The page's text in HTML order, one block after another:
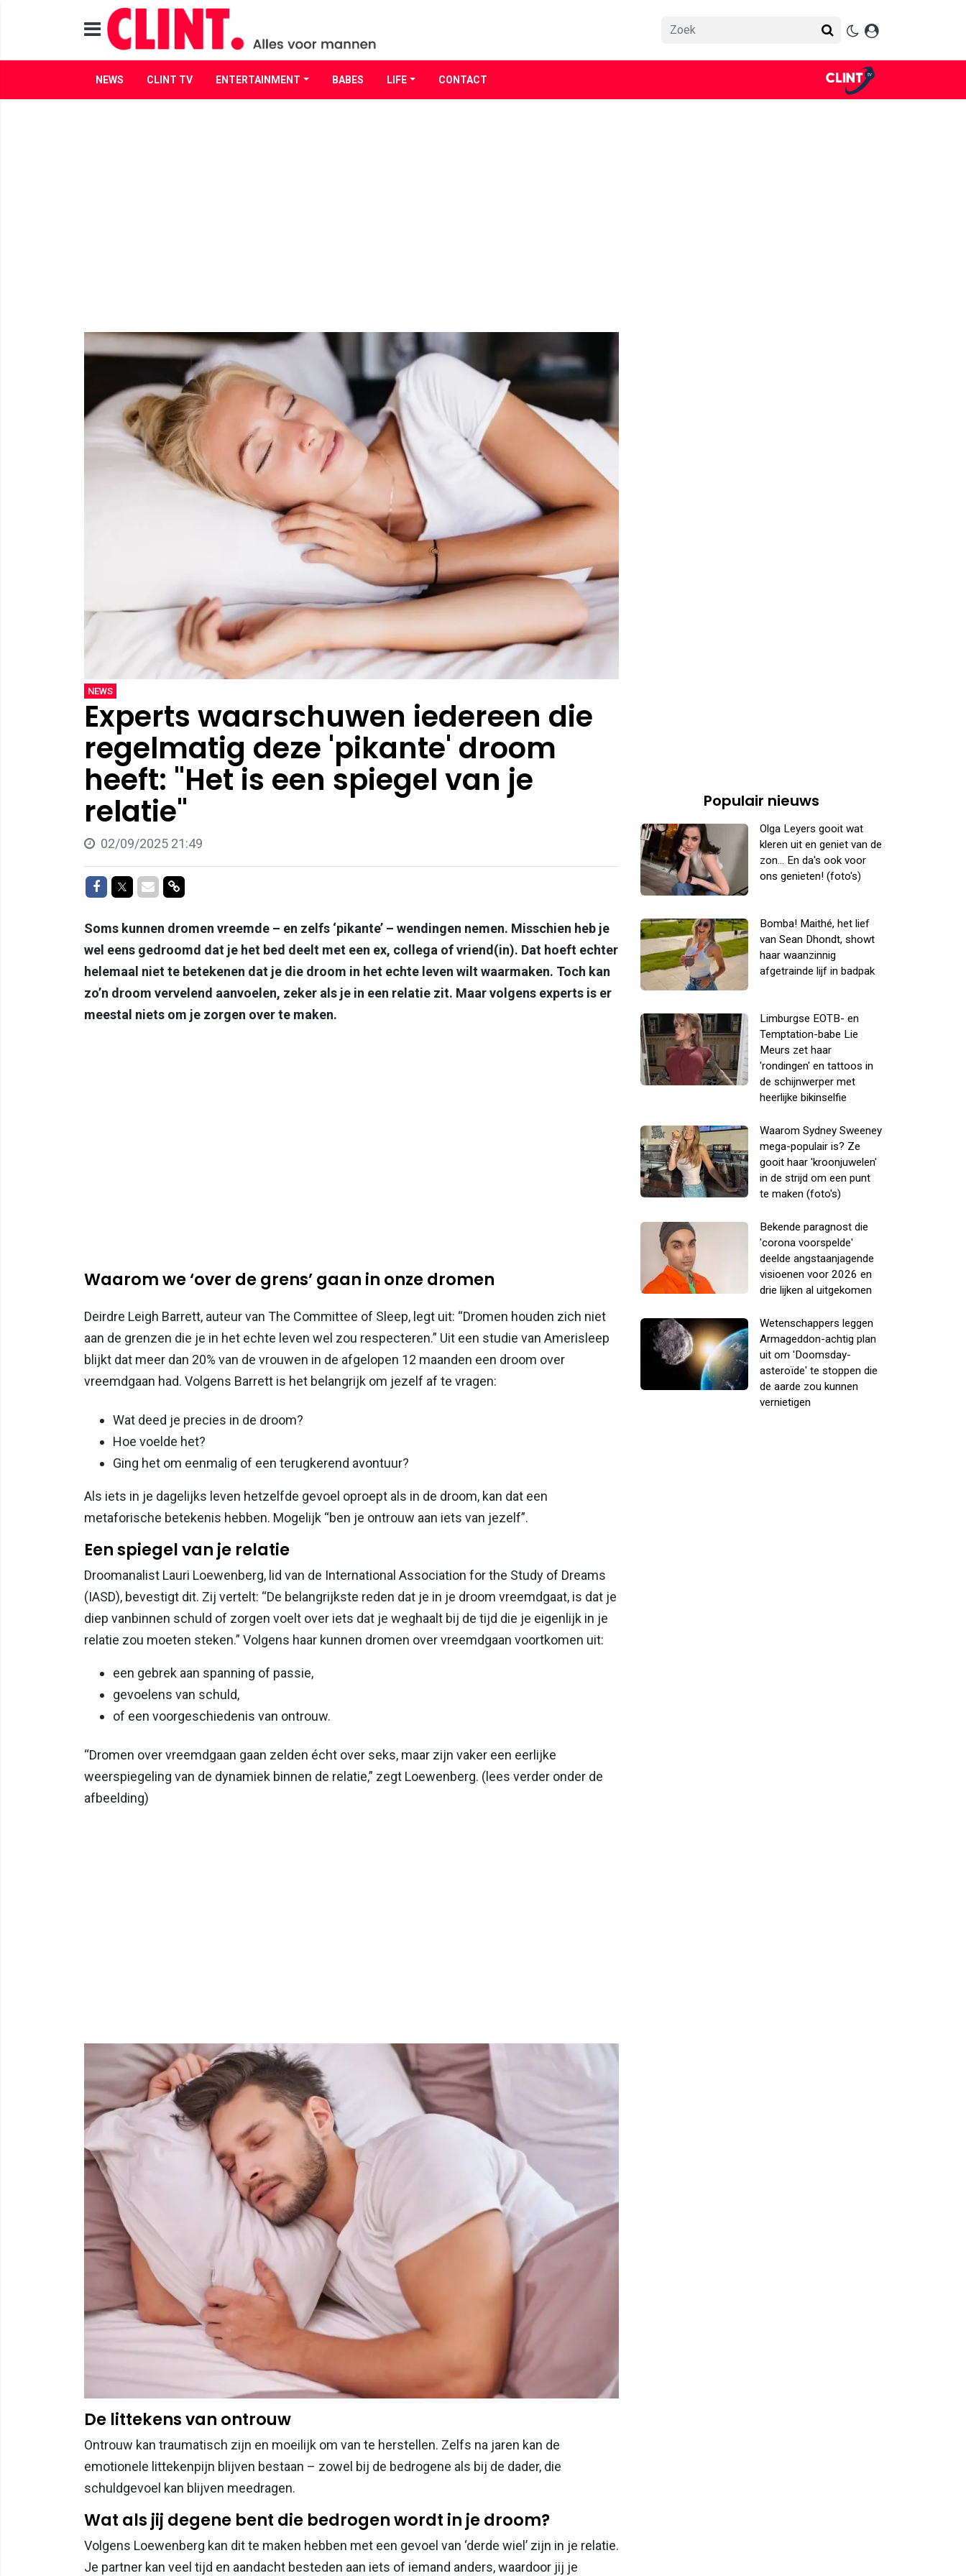
NEWS CLINT TV ENTERTAINMENT BABES LIFE CONTACT
NEWS
Experts waarschuwen iedereen die
regelmatig deze 'pikante' droom
heeft: "Het is een spiegel van je
relatie"
02/09/2025 21:49
Delen op Facebook
Delen op Twitter
Delen via Mail
Delen via link
Soms kunnen dromen vreemde – en zelfs ‘pikante’ – wendingen nemen. Misschien heb je
wel eens gedroomd dat je het bed deelt met een ex, collega of vriend(in). Dat hoeft echter
helemaal niet te betekenen dat je die droom in het echte leven wilt waarmaken. Toch kan
zo’n droom vervelend aanvoelen, zeker als je in een relatie zit. Maar volgens experts is er
meestal niets om je zorgen over te maken.
Waarom we ‘over de grens’ gaan in onze dromen
Deirdre Leigh Barrett, auteur van The Committee of Sleep, legt uit: “Dromen houden zich niet
aan de grenzen die je in het echte leven wel zou respecteren.” Uit een studie van Amerisleep
blijkt dat meer dan 20% van de vrouwen in de afgelopen 12 maanden een droom over
vreemdgaan had. Volgens Barrett is het belangrijk om jezelf af te vragen:
Wat deed je precies in de droom?
Hoe voelde het?
Ging het om eenmalig of een terugkerend avontuur?
Als iets in je dagelijks leven hetzelfde gevoel oproept als in de droom, kan dat een
metaforische betekenis hebben. Mogelijk “ben je ontrouw aan iets van jezelf”.
Een spiegel van je relatie
Droomanalist Lauri Loewenberg, lid van de International Association for the Study of Dreams
(IASD), bevestigt dit. Zij vertelt: “De belangrijkste reden dat je in je droom vreemdgaat, is dat je
diep vanbinnen schuld of zorgen voelt over iets dat je weghaalt bij de tijd die je eigenlijk in je
relatie zou moeten steken.” Volgens haar kunnen dromen over vreemdgaan voortkomen uit:
een gebrek aan spanning of passie,
gevoelens van schuld,
of een voorgeschiedenis van ontrouw.
“Dromen over vreemdgaan gaan zelden écht over seks, maar zijn vaker een eerlijke
weerspiegeling van de dynamiek binnen de relatie,” zegt Loewenberg. (lees verder onder de
afbeelding)
De littekens van ontrouw
Ontrouw kan traumatisch zijn en moeilijk om van te herstellen. Zelfs na jaren kan de
emotionele littekenpijn blijven bestaan – zowel bij de bedrogene als bij de dader, die
schuldgevoel kan blijven meedragen.
Wat als jij degene bent die bedrogen wordt in je droom?
Volgens Loewenberg kan dit te maken hebben met een gevoel van ‘derde wiel’ zijn in je relatie.
Je partner kan veel tijd en aandacht besteden aan iets of iemand anders, waardoor jij je
Populair nieuws
Olga Leyers gooit wat
kleren uit en geniet van de
zon... En da's ook voor
ons genieten! (foto's)
Bomba! Maithé, het lief
van Sean Dhondt, showt
haar waanzinnig
afgetrainde lijf in badpak
Limburgse EOTB- en
Temptation-babe Lie
Meurs zet haar
'rondingen' en tattoos in
de schijnwerper met
heerlijke bikinselfie
Waarom Sydney Sweeney
mega-populair is? Ze
gooit haar 'kroonjuwelen'
in de strijd om een punt
te maken (foto's)
Bekende paragnost die
'corona voorspelde'
deelde angstaanjagende
visioenen voor 2026 en
drie lijken al uitgekomen
Wetenschappers leggen
Armageddon-achtig plan
uit om 'Doomsday-
asteroïde' te stoppen die
de aarde zou kunnen
vernietigen